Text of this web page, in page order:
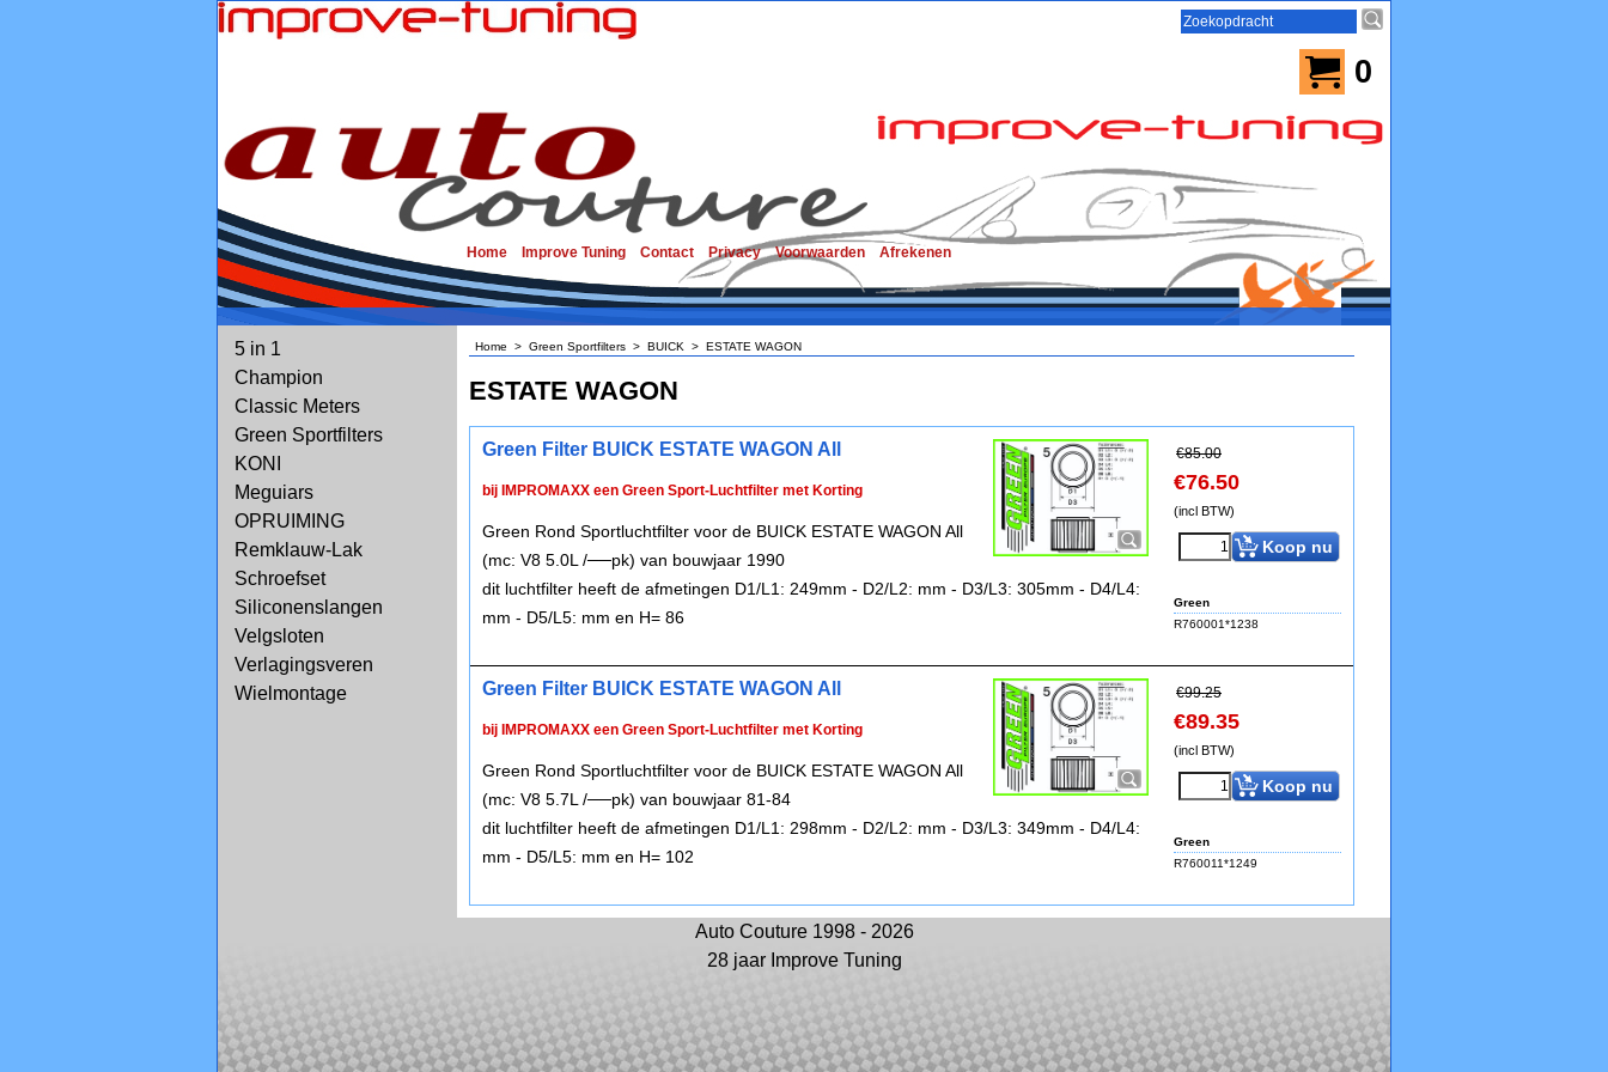
0
Home Improve Tuning Contact Privacy Voorwaarden Afrekenen
5 in 1
Champion
Classic Meters
Green Sportfilters
KONI
Meguiars
OPRUIMING
Remklauw-Lak
Schroefset
Siliconenslangen
Velgsloten
Verlagingsveren
Wielmontage
Home > Green Sportfilters > BUICK > ESTATE WAGON
ESTATE WAGON
€85.00
€76.50
(incl BTW)
Koop nu
Green
R760001*1238
Green Filter BUICK ESTATE WAGON All
bij IMPROMAXX een Green Sport-Luchtfilter met Korting
Green Rond Sportluchtfilter voor de BUICK ESTATE WAGON All
(mc: V8 5.0L /──pk) van bouwjaar 1990
dit luchtfilter heeft de afmetingen D1/L1: 249mm - D2/L2: mm - D3/L3: 305mm - D4/L4:
mm - D5/L5: mm en H= 86
€99.25
€89.35
(incl BTW)
Koop nu
Green
R760011*1249
Green Filter BUICK ESTATE WAGON All
bij IMPROMAXX een Green Sport-Luchtfilter met Korting
Green Rond Sportluchtfilter voor de BUICK ESTATE WAGON All
(mc: V8 5.7L /──pk) van bouwjaar 81-84
dit luchtfilter heeft de afmetingen D1/L1: 298mm - D2/L2: mm - D3/L3: 349mm - D4/L4:
mm - D5/L5: mm en H= 102
Auto Couture 1998 - 2026
28 jaar Improve Tuning